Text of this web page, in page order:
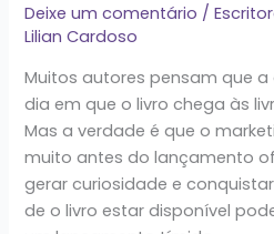
Deixe um comentário /
Lilian Cardoso
Muitos autores pensam que
dia em que o livro chega às
Mas a verdade é que o
muito antes do lançamento
gerar curiosidade e
de o livro estar disponível
todo
autor
precisa
saber